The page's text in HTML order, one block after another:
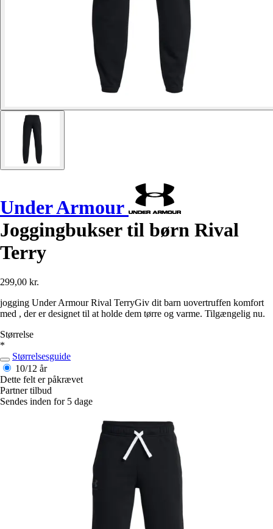
Under Armour
Joggingbukser til børn Rival
Terry
299,00 kr.
jogging Under Armour Rival TerryGiv dit barn uovertruffen komfort
med , der er designet til at holde dem tørre og varme. Tilgængelig nu.
Størrelse
*
Størrelsesguide
10/12 år
Dette felt er påkrævet
Partner tilbud
Sendes inden for 5 dage